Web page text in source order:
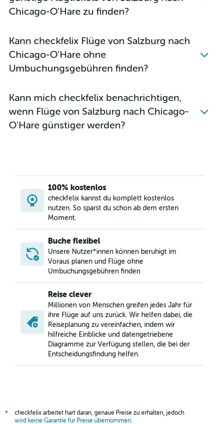
Chicago-O'Hare zu finden?
Kann checkfelix Flüge von Salzburg nach
Chicago-O'Hare ohne
Umbuchungsgebühren finden?
Kann mich checkfelix benachrichtigen,
wenn Flüge von Salzburg nach Chicago-
O'Hare günstiger werden?
100% kostenlos
checkfelix kannst du komplett kostenlos
nutzen. So sparst du schon ab dem ersten
Moment.
Buche flexibel
Unsere Nutzer*innen können beruhigt im
Voraus planen und Flüge ohne
Umbuchungsgebühren finden
Reise clever
Millionen von Menschen greifen jedes Jahr für
ihre Flüge auf uns zurück. Wir helfen dabei, die
Reiseplanung zu vereinfachen, indem wir
hilfreiche Einblicke und datengetriebene
Diagramme zur Verfügung stellen, die bei der
Entscheidungsfindung helfen.
*
checkfelix arbeitet hart daran, genaue Preise zu erhalten, jedoch
wird keine Garantie für Preise übernommen.